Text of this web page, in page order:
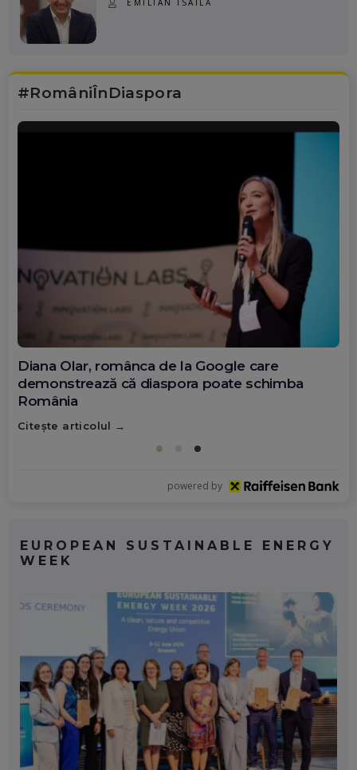
EMILIAN ISAILĂ
#RomâniÎnDiaspora
Diana Olar, românca de la Google care
demonstrează că diaspora poate schimba
România
Citește articolul
powered by
EUROPEAN SUSTAINABLE ENERGY
WEEK